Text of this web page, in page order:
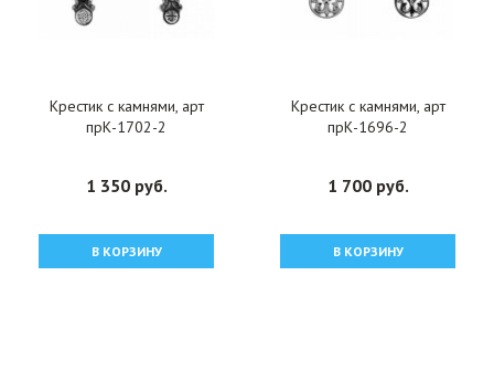
Крестик с камнями, арт
прК-1702-2
1 350 руб.
В КОРЗИНУ
Крестик с камнями, арт
прК-1696-2
1 700 руб.
В КОРЗИНУ